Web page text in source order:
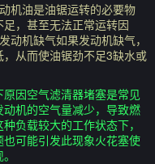
机油是油锯运转的必要物
，甚至无法正常运转因
动机缺气如果发动机缺气，
从而使油锯劲不足3缺水或
因空气滤清器堵塞是常见
机的空气量减少，导致燃
负载较大的工作状态下，
可能引发此现象火花塞使